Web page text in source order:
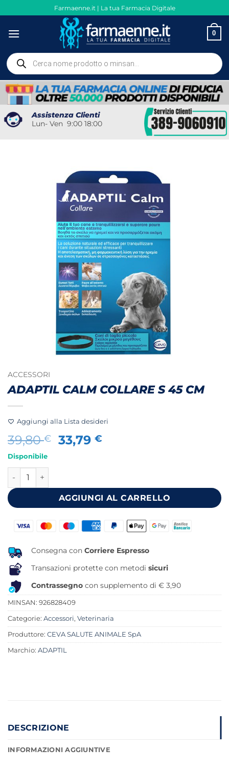
ai
contenuti
Farmaenne.it | La tua Farmacia Digitale
0
Ricerca
prodotti
Assistenza Clienti
Lun- Ven 9:00 18:00
ACCESSORI
ADAPTIL CALM COLLARE S 45 CM
Aggiungi alla Lista desideri
39,80€
Il
39,80 €.
33,79€
33,79 €.
Disponibile
ADAPTIL CALM COLLARE S 45 CM quantità
AGGIUNGI AL CARRELLO
Consegna con Corriere Espresso
Transazioni protette con metodi sicuri
Contrassegno con supplemento di € 3,90
MINSAN: 926828409
Categorie: Accessori, Veterinaria
Produttore: CEVA SALUTE ANIMALE SpA
Marchio: ADAPTIL
DESCRIZIONE
INFORMAZIONI AGGIUNTIVE